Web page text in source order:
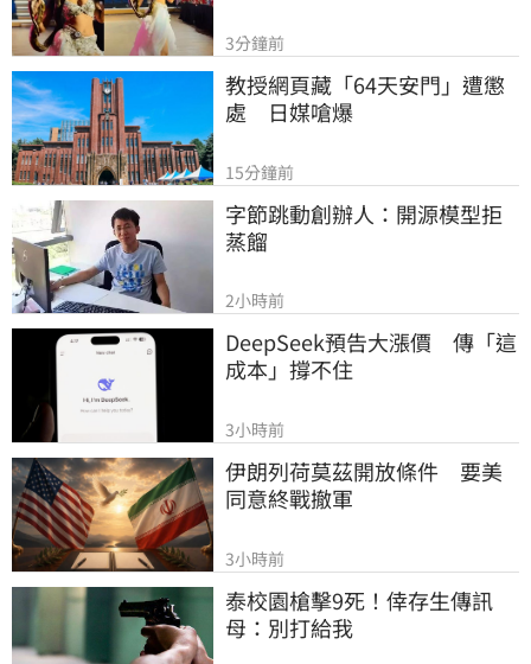
3分鐘前
教授網頁藏「64天安門」遭懲
處　日媒嗆爆
15分鐘前
字節跳動創辦人：開源模型拒
蒸餾
2小時前
DeepSeek預告大漲價　傳「這
成本」撐不住
3小時前
伊朗列荷莫茲開放條件　要美
同意終戰撤軍
3小時前
泰校園槍擊9死！倖存生傳訊
母：別打給我